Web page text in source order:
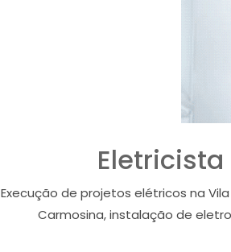
Execução de projetos elétricos na
Carmosina, instalação de